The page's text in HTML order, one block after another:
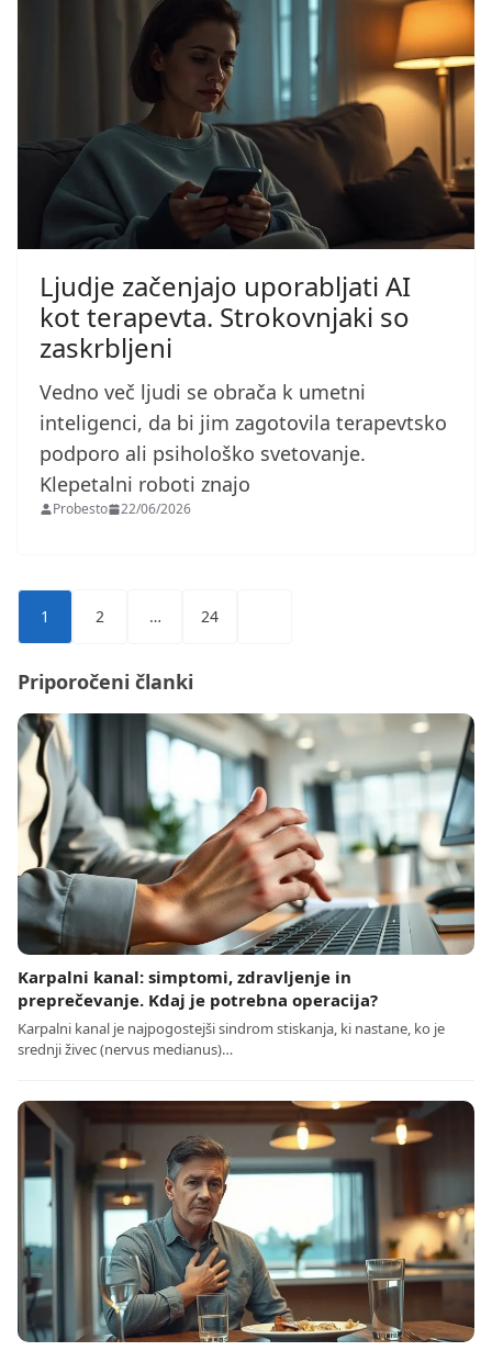
Ljudje začenjajo uporabljati AI
kot terapevta. Strokovnjaki so
zaskrbljeni
Vedno več ljudi se obrača k umetni
inteligenci, da bi jim zagotovila terapevtsko
podporo ali psihološko svetovanje.
Klepetalni roboti znajo
Probesto 22/06/2026
Številčenje
prispevkov
1 2 … 24
Priporočeni članki
Karpalni kanal: simptomi, zdravljenje in
preprečevanje. Kdaj je potrebna operacija?
Karpalni kanal je najpogostejši sindrom stiskanja, ki nastane, ko je
srednji živec (nervus medianus)…